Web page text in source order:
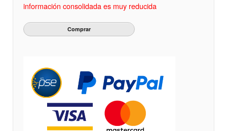
información consolidada es muy reducida